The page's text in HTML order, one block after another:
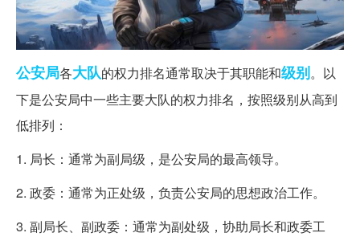
公安局各大队的权力排名通常取决于其职能和级别。以
下是公安局中一些主要大队的权力排名，按照级别从高到
低排列：
1. 局长：通常为副局级，是公安局的最高领导。
2. 政委：通常为正处级，负责公安局的思想政治工作。
3. 副局长、副政委：通常为副处级，协助局长和政委工